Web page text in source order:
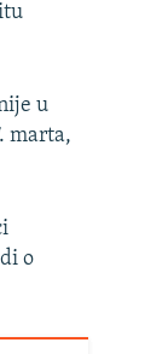
u
marta,
o